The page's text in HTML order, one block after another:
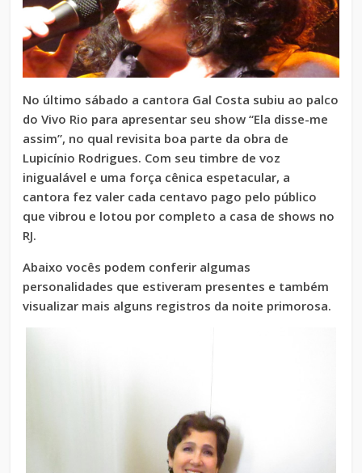
No último sábado a cantora Gal Costa subiu ao palco
do Vivo Rio para apresentar seu show “Ela disse-me
assim”, no qual revisita boa parte da obra de
Lupicínio Rodrigues. Com seu timbre de voz
inigualável e uma força cênica espetacular, a
cantora fez valer cada centavo pago pelo público
que vibrou e lotou por completo a casa de shows no
RJ.
Abaixo vocês podem conferir algumas
personalidades que estiveram presentes e também
visualizar mais alguns registros da noite primorosa.